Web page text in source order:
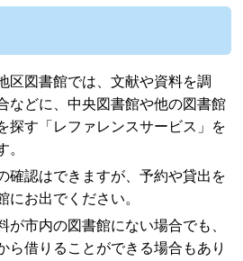
区図書館では、文献や資料を調
などに、中央図書館や他の図書館
探す「レファレンスサービス」を
。
確認はできますが、予約や貸出を
にお出でください。
が市内の図書館にない場合でも、
ら借りることができる場合もあり